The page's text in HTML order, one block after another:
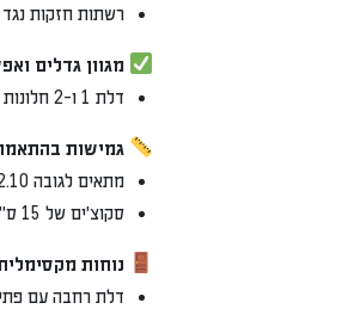
רשתות חזקות
מגוון גדלים
דלת 1 ו-2 חלונות גדולים בכל סוכה, עד גודל של 3X3.
גמישות
מתאים לגובה 2.10 מ' בלבד.
סקוצ'ים של 15 ס"מ לחיבור למסגרת.
נוחות
דלת רחבה עם